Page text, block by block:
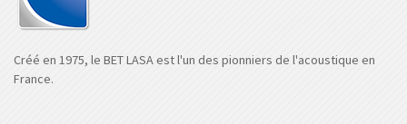
Créé en 1975, le BET LASA est l'un des pionniers de l'acoustique en
France.